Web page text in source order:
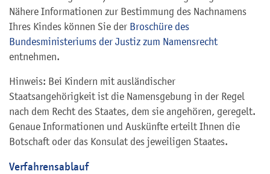
Nähere Informationen zur Bestimmung des Nachnamens
Ihres Kindes können Sie der Broschüre des
Bundesministeriums der Justiz zum Namensrecht
entnehmen.
Hinweis: Bei Kindern mit ausländischer
Staatsangehörigkeit ist die Namensgebung in der Regel
nach dem Recht des Staates, dem sie angehören, geregelt.
Genaue Informationen und Auskünfte erteilt Ihnen die
Botschaft oder das Konsulat des jeweiligen Staates.
Verfahrensablauf